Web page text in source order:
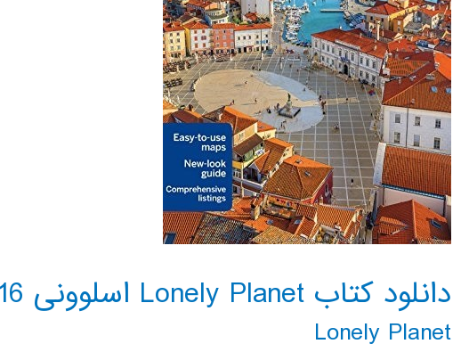
دانلود کتاب Lonely Planet اسلوونی 2016
Lonely Planet